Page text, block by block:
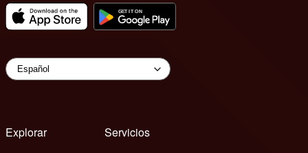
Explorar
Servicios